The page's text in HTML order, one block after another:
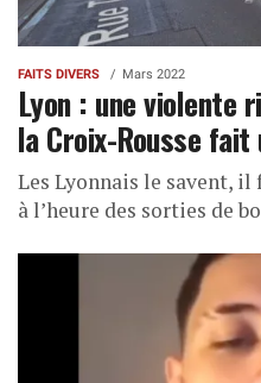
FAITS DIVERS Mars 2022
Lyon : une violente
la Croix-Rousse fait
Les Lyonnais le savent,
à l’heure des sorties de